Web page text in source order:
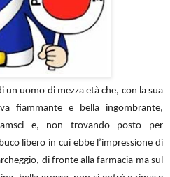
un uomo di mezza età che, con la sua
fiammante e bella ingombrante,
e, non trovando posto per
libero in cui ebbe l’impressione di
di fronte alla farmacia ma sul